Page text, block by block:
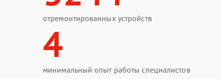
отремонтированных устройств
4
минимальный опыт работы специалистов